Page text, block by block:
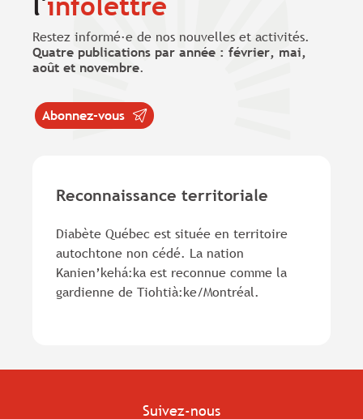
Restez informé·e de nos nouvelles et activités.
Quatre publications par année : février, mai,
août et novembre.
Abonnez-vous
Reconnaissance territoriale
Diabète Québec est située en territoire
autochtone non cédé. La nation
Kanien’kehá:ka est reconnue comme la
gardienne de Tiohtià:ke/Montréal.
Suivez-nous